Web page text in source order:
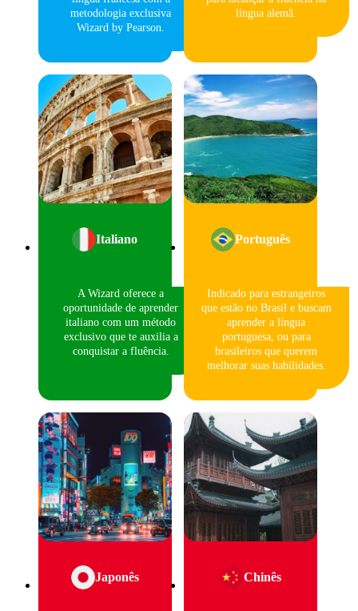
metodologia exclusiva
Wizard by Pearson.
língua alemã.
Italiano
A Wizard oferece a
oportunidade de aprender
italiano com um método
exclusivo que te auxilia a
conquistar a fluência.
Português
Indicado para estrangeiros
que estão no Brasil e buscam
aprender a língua
portuguesa, ou para
brasileiros que querem
melhorar suas habilidades.
Japonês Chinês